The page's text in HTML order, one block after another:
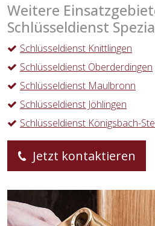
Weitere
Schlüsseldienst
Schlüsseldienst Knittlingen
Schlüsseldienst Oberderdingen
Schlüsseldienst Maulbronn
Schlüsseldienst Jöhlingen
Schlüsseldienst Königsbach-
Jetzt kontaktieren